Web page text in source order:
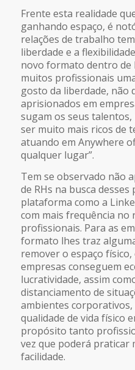
Frente esta realidade
ganhando espaço, é
relações de trabalho
liberdade e a
novo formato dentro de
muitos profissionais
gosto da liberdade, não
aprisionados em
sugam os seus
ser muito mais ricos de
atuando em Anywhere
qualquer lugar”.
Tem se observado não
de RHs na busca
plataforma como a
com mais frequência no
profissionais. Para as
formato lhes traz
remover o espaço
empresas conseguem
lucratividade, assim
distanciamento de
ambientes
qualidade de vida físico
propósito tanto
vez que poderá praticar
facilidade.